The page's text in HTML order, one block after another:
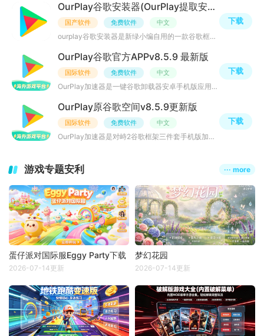
OurPlay谷歌安装器(OurPlay提取安装包)v8.5.9最新版
国产软件 免费软件 中文
ourplay谷歌安装器是新绿小编自用的一款谷歌框架安装器软件，用户安装这款APP后，在软件主界面即可快速安装
下载
OurPlay谷歌官方APPv8.5.9 最新版
国际软件 免费软件 中文
OurPlay加速器是一键谷歌卸载器安卓手机版应用，作为一谷歌全家桶卸载器软件，因为谷歌三件套有许多版本，有
下载
OurPlay原谷歌空间v8.5.9更新版
国际软件 免费软件 中文
OurPlay加速器是对峙2谷歌框架三件套手机版加速器软件，手游对峙2谷歌框架相信大部分国际服游戏玩家都需要吧
下载
游戏专题安利 ··· more
蛋仔派对国际服Eggy Party下载
2026-07-14更新
梦幻花园
2026-07-14更新